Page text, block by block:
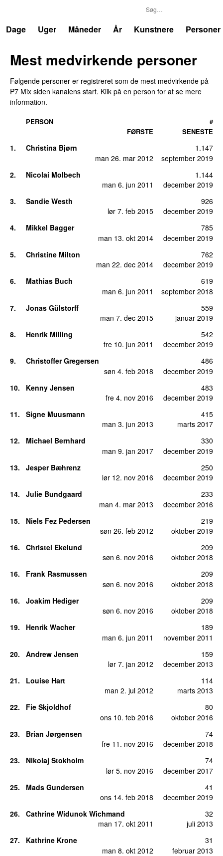
Dage
Uger Måneder År Kunstnere Personer
Mest medvirkende personer
Følgende personer er registreret som de mest medvirkende på
P7 Mix siden kanalens start. Klik på en person for at se mere
information.
PERSON
FØRSTE
SENESTE
#
1.
Christina Bjørn
man 26. mar 2012
september 2019
1.147
2.
Nicolai Molbech
man 6. jun 2011
december 2019
1.144
3.
Sandie Westh
lør 7. feb 2015
december 2019
926
4.
Mikkel Bagger
man 13. okt 2014
december 2019
785
5.
Christine Milton
man 22. dec 2014
december 2019
762
6.
Mathias Buch
man 6. jun 2011
september 2018
619
7.
Jonas Gülstorff
man 7. dec 2015
januar 2019
559
8.
Henrik Milling
fre 10. jun 2011
december 2019
542
9.
Christoffer Gregersen
søn 4. feb 2018
december 2019
486
10.
Kenny Jensen
fre 4. nov 2016
december 2019
483
11.
Signe Muusmann
man 3. jun 2013
marts 2017
415
12.
Michael Bernhard
man 9. jan 2017
december 2019
330
13.
Jesper Bæhrenz
lør 12. nov 2016
december 2019
250
14.
Julie Bundgaard
man 4. mar 2013
december 2016
233
15.
Niels Fez Pedersen
søn 26. feb 2012
oktober 2019
219
16.
Christel Ekelund
søn 6. nov 2016
oktober 2018
209
16.
Frank Rasmussen
søn 6. nov 2016
oktober 2018
209
16.
Joakim Hediger
søn 6. nov 2016
oktober 2018
209
19.
Henrik Wacher
man 6. jun 2011
november 2011
189
20.
Andrew Jensen
lør 7. jan 2012
december 2013
159
21.
Louise Hart
man 2. jul 2012
marts 2013
114
22.
Fie Skjoldhof
ons 10. feb 2016
oktober 2016
80
23.
Brian Jørgensen
fre 11. nov 2016
december 2018
74
23.
Nikolaj Stokholm
lør 5. nov 2016
december 2017
74
25.
Mads Gundersen
ons 14. feb 2018
december 2019
41
26.
Cathrine Widunok Wichmand
man 17. okt 2011
juli 2013
32
27.
Kathrine Krone
man 8. okt 2012
februar 2013
31